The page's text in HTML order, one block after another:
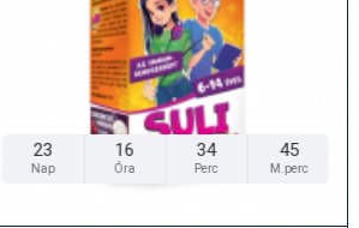
23
Nap
16
Óra
34
Perc
45
M.perc